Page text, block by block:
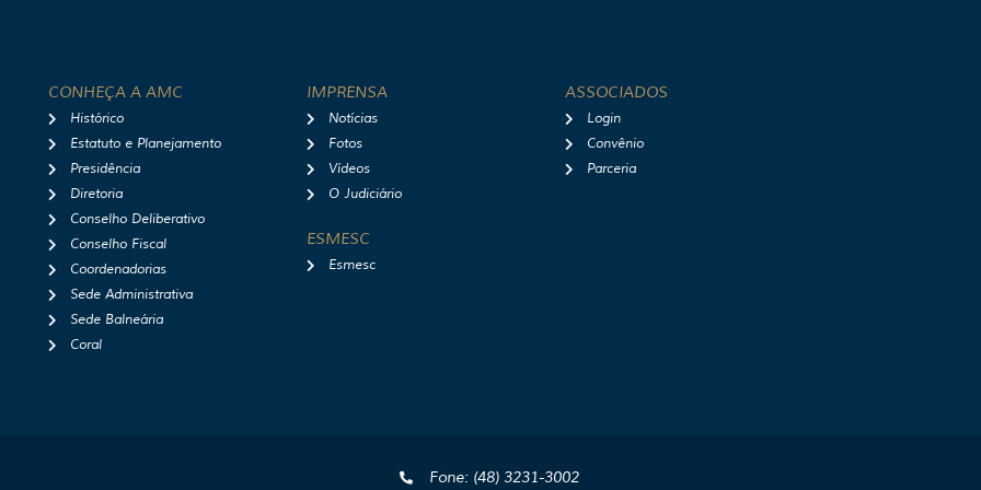
CONHEÇA A AMC
Histórico
Estatuto e Planejamento
Presidência
Diretoria
Conselho Deliberativo
Conselho Fiscal
Coordenadorias
Sede Administrativa
Sede Balneária
Coral
IMPRENSA
Notícias
Fotos
Vídeos
O Judiciário
ESMESC
Esmesc
ASSOCIADOS
Login
Convênio
Parceria
Fone: (48) 3231-3002